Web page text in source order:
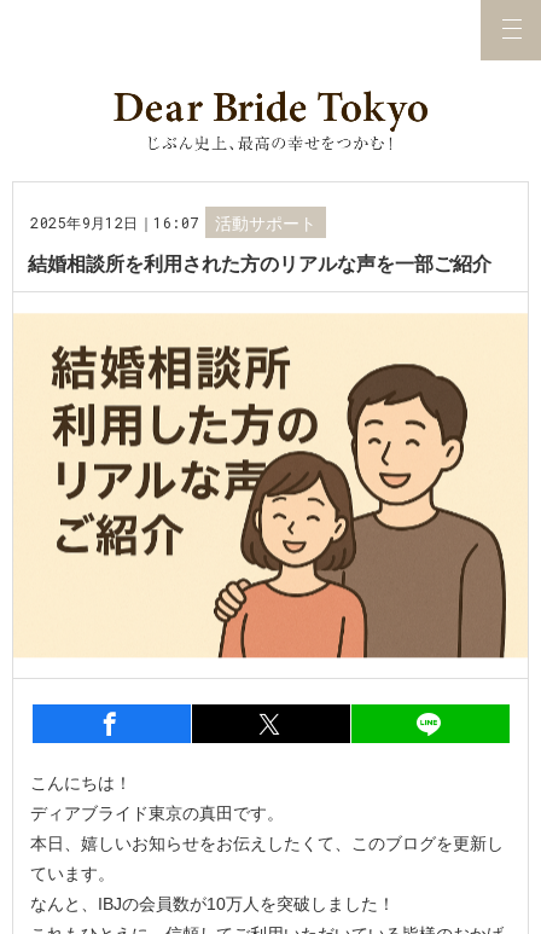
2025年9月12日｜16:07 活動サポート
結婚相談所を利用された方のリアルな声を一部ご紹介
シェア シェア
こんにちは！
ディアブライド東京の真田です。
本日、嬉しいお知らせをお伝えしたくて、このブログを更新し
ています。
なんと、IBJの会員数が10万人を突破しました！